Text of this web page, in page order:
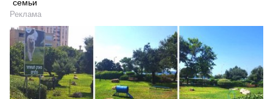
семьи
Реклама